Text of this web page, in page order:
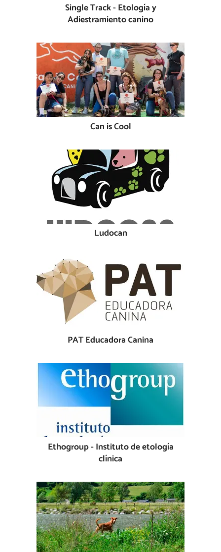
Single Track - Etología y
Adiestramiento canino
Can is Cool
Ludocan
PAT Educadora Canina
Ethogroup - Instituto de etología
clínica